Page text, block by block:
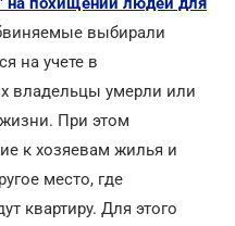
выбирали
на учете в
владельцы умерли или
При этом
к хозяевам жилья и
место, где
квартиру. Для этого